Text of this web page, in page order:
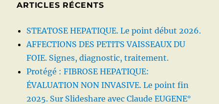
ARTICLES RÉCENTS
STEATOSE HEPATIQUE. Le point début 2026.
AFFECTIONS DES PETITS VAISSEAUX DU
FOIE. Signes, diagnostic, traitement.
Protégé : FIBROSE HEPATIQUE:
ÉVALUATION NON INVASIVE. Le point fin
2025. Sur Slideshare avec Claude EUGENE°